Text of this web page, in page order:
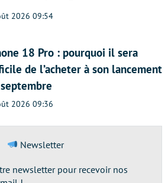
2026 09:54
18 Pro : pourquoi il sera
de l’acheter à son lancement
2026 09:36
Newsletter
newsletter pour recevoir nos